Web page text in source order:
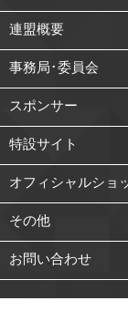
連盟概要
事務局･委員会
スポンサー
特設サイト
オフィシャルショ
その他
お問い合わせ